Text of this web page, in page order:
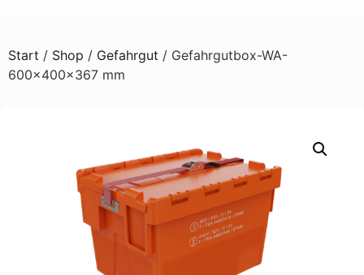
Start / Shop / Gefahrgut / Gefahrgutbox-WA-
600x400x367 mm